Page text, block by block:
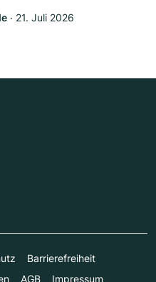
‧ 21. Juli 2026
Barrierefreiheit
AGB Impressum